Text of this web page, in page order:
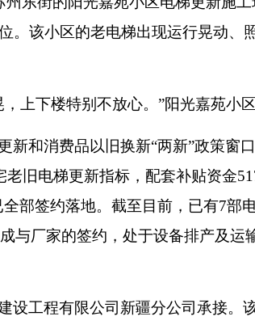
。该小区的老电梯出现运行晃动、
上下楼特别不放心。”阳光嘉苑小
新和消费品以旧换新“两新”政策窗
旧电梯更新指标，配套补贴资金
部签约落地。截至目前，已有7部
与厂家的签约，处于设备排产及运
设工程有限公司新疆分公司承接。